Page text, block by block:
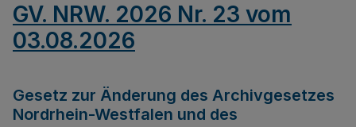
GV. NRW. 2026 Nr. 23 vom
03.08.2026
Gesetz zur Änderung des Archivgesetzes
Nordrhein-Westfalen und des